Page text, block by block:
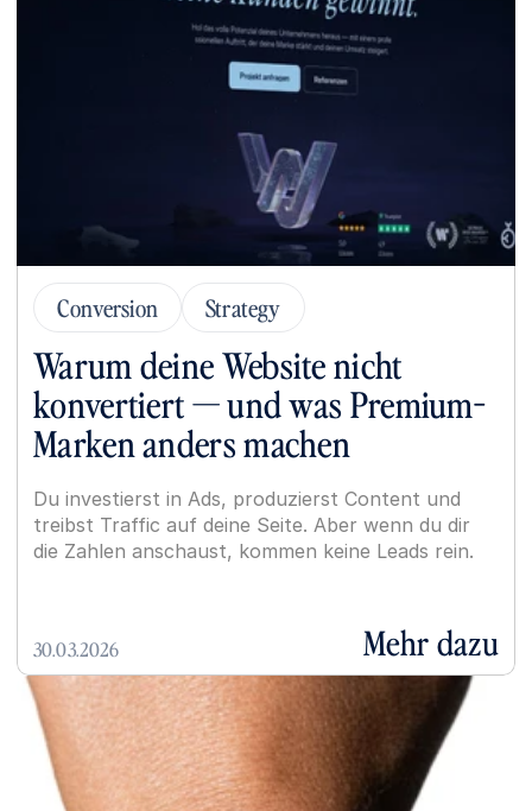
Conversion Strategy
Warum deine Website nicht
konvertiert — und was Premium-
Marken anders machen
Du investierst in Ads, produzierst Content und
treibst Traffic auf deine Seite. Aber wenn du dir
die Zahlen anschaust, kommen keine Leads rein.
30.03.2026 Mehr dazu